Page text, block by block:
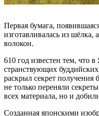
Первая бумага,
изготавливалась из шёлка,
волокон.
610 год известен тем, что
странствующих
раскрыл секрет
не только переняли
всех материала, но и
Созданная японскими